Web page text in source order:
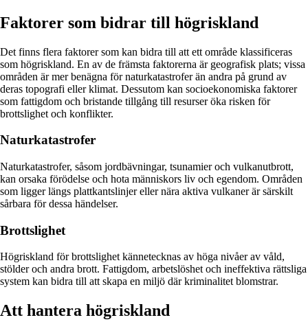
Faktorer som bidrar till högriskland
Det finns flera faktorer som kan bidra till att ett område klassificeras
som högriskland. En av de främsta faktorerna är geografisk plats; vissa
områden är mer benägna för naturkatastrofer än andra på grund av
deras topografi eller klimat. Dessutom kan socioekonomiska faktorer
som fattigdom och bristande tillgång till resurser öka risken för
brottslighet och konflikter.
Naturkatastrofer
Naturkatastrofer, såsom jordbävningar, tsunamier och vulkanutbrott,
kan orsaka förödelse och hota människors liv och egendom. Områden
som ligger längs plattkantslinjer eller nära aktiva vulkaner är särskilt
sårbara för dessa händelser.
Brottslighet
Högriskland för brottslighet kännetecknas av höga nivåer av våld,
stölder och andra brott. Fattigdom, arbetslöshet och ineffektiva rättsliga
system kan bidra till att skapa en miljö där kriminalitet blomstrar.
Att hantera högriskland